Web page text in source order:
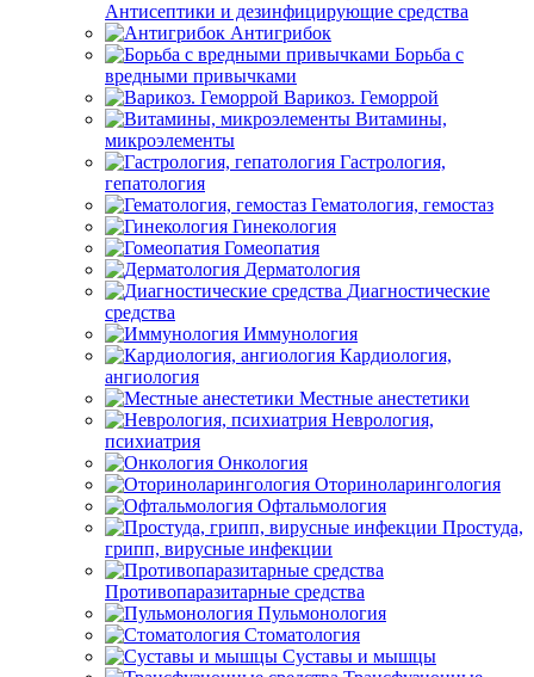
Антисептики и дезинфицирующие средства
Антигрибок
Борьба с
вредными привычками
Варикоз. Геморрой
Витамины,
микроэлементы
Гастрология,
гепатология
Гематология, гемостаз
Гинекология
Гомеопатия
Дерматология
Диагностические
средства
Иммунология
Кардиология,
ангиология
Местные анестетики
Неврология,
психиатрия
Онкология
Оториноларингология
Офтальмология
Простуда,
грипп, вирусные инфекции
Противопаразитарные средства
Пульмонология
Стоматология
Суставы и мышцы